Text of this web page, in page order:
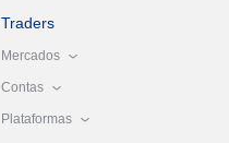
Traders
Mercados
Contas
Plataformas